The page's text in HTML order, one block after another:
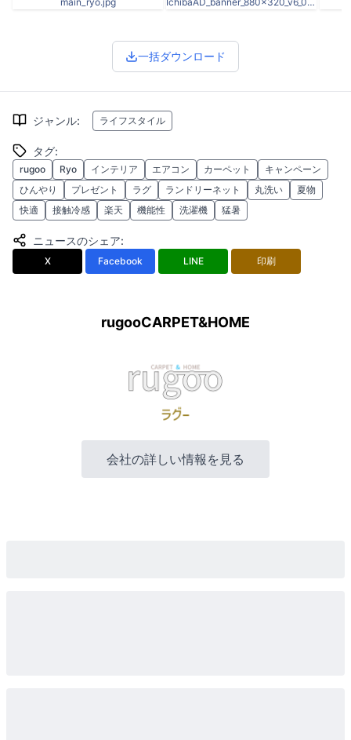
一括ダウンロード
ジャンル: ライフスタイル
タグ:
rugoo Ryo インテリア エアコン カーペット
キャンペーン
ひんやり
プレゼント ラグ ランドリーネット 丸洗い
夏物
快適
接触冷感 楽天 機能性 洗濯機 猛暑
ニュースのシェア:
X Facebook LINE 印刷
rugooCARPET&HOME
会社の詳しい情報を見る